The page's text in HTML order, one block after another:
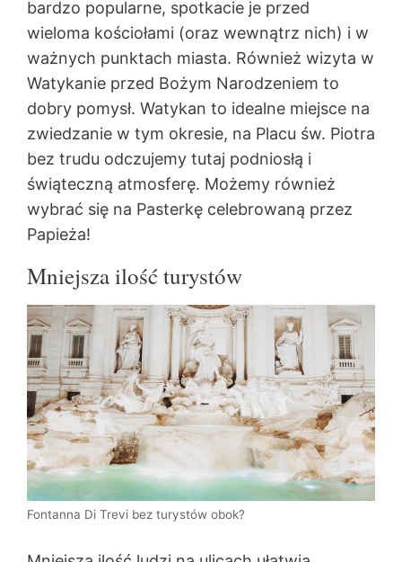
bardzo popularne, spotkacie je przed
wieloma kościołami (oraz wewnątrz nich) i w
ważnych punktach miasta. Również wizyta w
Watykanie przed Bożym Narodzeniem to
dobry pomysł. Watykan to idealne miejsce na
zwiedzanie w tym okresie, na Placu św. Piotra
bez trudu odczujemy tutaj podniosłą i
świąteczną atmosferę. Możemy również
wybrać się na Pasterkę celebrowaną przez
Papieża!
Mniejsza ilość turystów
Fontanna Di Trevi bez turystów obok?